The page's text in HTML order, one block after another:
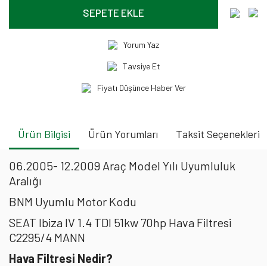
SEPETE EKLE
Yorum Yaz
Tavsiye Et
Fiyatı Düşünce Haber Ver
Ürün Bilgisi Ürün Yorumları Taksit Seçenekleri
06.2005- 12.2009 Araç Model Yılı Uyumluluk
Aralığı
BNM Uyumlu Motor Kodu
SEAT Ibiza IV 1.4 TDI 51kw 70hp Hava Filtresi
C2295/4 MANN
Hava Filtresi Nedir?